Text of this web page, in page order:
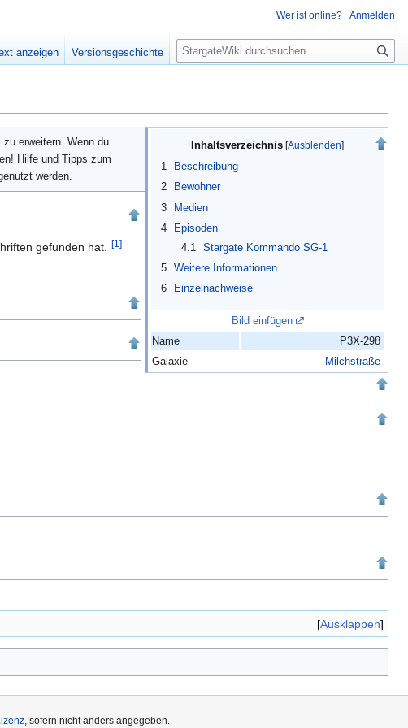
Inhaltsverzeichnis
1
Beschreibung
2
Bewohner
3
Medien
4
Episoden
4.1
Stargate Kommando SG-1
5
Weitere Informationen
6
Einzelnachweise
Bild einfügen
Name
P3X-298
Galaxie
Milchstraße
erweitern. Wenn du
Hilfe und Tipps zum
werden.
gefunden hat. [1 ]
Ausklappen
Wer ist online? Anmelden
anzeigen Versionsgeschichte
S
u
e
, sofern nicht anders angegeben.